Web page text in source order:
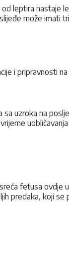
leptira nastaje
može imati
i pripravnosti
uzroka na
fetusa ovdje
predaka, koji